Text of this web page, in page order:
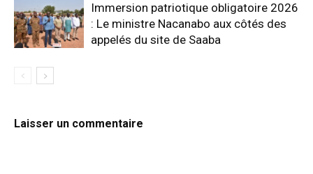
Immersion patriotique obligatoire 2026
: Le ministre Nacanabo aux côtés des
appelés du site de Saaba
Laisser un commentaire